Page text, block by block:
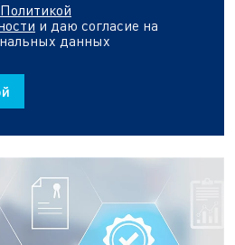
Политикой
и даю согласие на
данных